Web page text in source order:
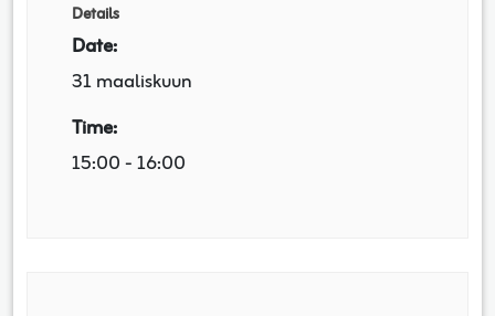
Details
Date:
31 maaliskuun
Time:
15:00 - 16:00